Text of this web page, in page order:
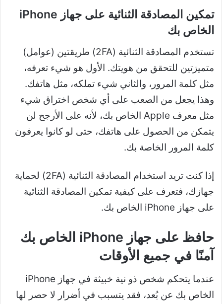
تمكين المصادقة الثنائية على جهاز iPhone
الخاص بك
تستخدم المصادقة الثنائية (2FA) طريقتين (عوامل)
متميزتين للتحقق من هويتك. الأول هو شيء تعرفه،
مثل كلمة المرور، والثاني شيء تملكه، مثل هاتفك.
وهذا يجعل من الصعب على أي شخص اختراق شيء
مثل معرف Apple الخاص بك، لأنه على الأرجح لن
يتمكن من الحصول على هاتفك، حتى لو كانوا يعرفون
كلمة المرور الخاصة بك.
إذا كنت تريد استخدام المصادقة الثنائية (2FA) لحماية
جهازك، فتعرف على كيفية تمكين المصادقة الثنائية
على جهاز iPhone الخاص بك.
حافظ على جهاز iPhone الخاص بك
آمنًا في جميع الأوقات
عندما يتحكم شخص ذو نية خبيثة في جهاز iPhone
الخاص بك عن بُعد، فقد يتسبب في أضرار لا حصر لها